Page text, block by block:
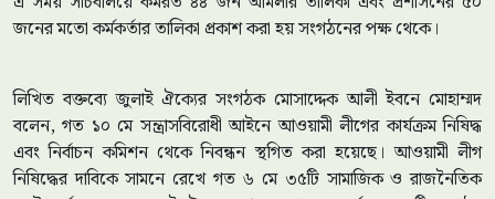
জনের মতো কর্মকর্তার তালিকা প্রকাশ করা হয় সংগঠনের পক্ষ থেকে।
লিখিত বক্তব্যে জুলাই ঐক্যের সংগঠক মোসাদ্দেক আলী ইবনে মোহাম্মদ
বলেন, গত ১০ মে সন্ত্রাসবিরোধী আইনে আওয়ামী লীগের কার্যক্রম নিষিদ্ধ
এবং নির্বাচন কমিশন থেকে নিবন্ধন স্থগিত করা হয়েছে। আওয়ামী লীগ
নিষিদ্ধের দাবিকে সামনে রেখে গত ৬ মে ৩৫টি সামাজিক ও রাজনৈতিক